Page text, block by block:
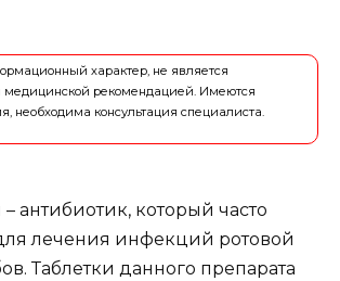
характер, не является
медицинской рекомендацией. Имеются
необходима консультация специалиста.
антибиотик, который часто
лечения инфекций ротовой
Таблетки данного препарата